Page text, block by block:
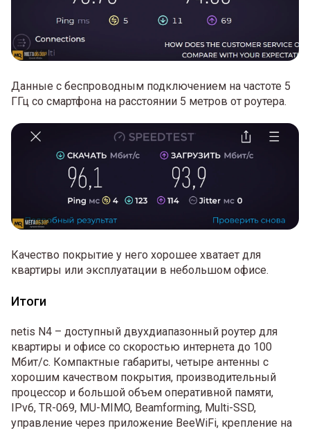
Данные с беспроводным подключением на частоте 5
ГГц со смартфона на расстоянии 5 метров от роутера.
Качество покрытие у него хорошее хватает для
квартиры или эксплуатации в небольшом офисе.
Итоги
netis N4 – доступный двухдиапазонный роутер для
квартиры и офисе со скоростью интернета до 100
Мбит/с. Компактные габариты, четыре антенны с
хорошим качеством покрытия, производительный
процессор и большой объем оперативной памяти,
IPv6, TR-069, MU-MIMO, Beamforming, Multi-SSD,
управление через приложение BeeWiFi, крепление на